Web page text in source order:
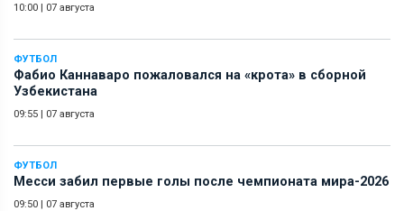
10:00 | 07 августа
ФУТБОЛ
Фабио Каннаваро пожаловался на «крота» в сборной
Узбекистана
09:55 | 07 августа
ФУТБОЛ
Месси забил первые голы после чемпионата мира-2026
09:50 | 07 августа